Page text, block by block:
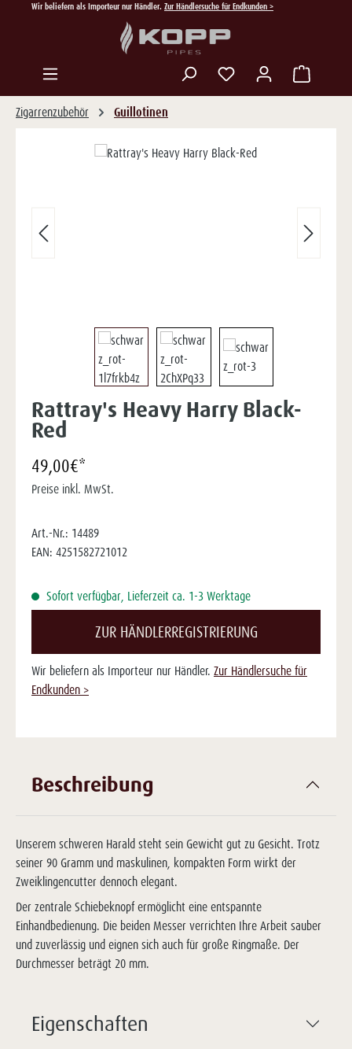
Zum Hauptinhalt springen
Wir beliefern als Importeur nur Händler. Zur Händlersuche für Endkunden >
Du hast 0 Produkte
Zigarrenzubehör Guillotinen
Bildergalerie überspringen
Rattray's Heavy Harry Black-
Red
49,00€*
Preise inkl. MwSt.
Art.-Nr.: 14489
EAN: 4251582721012
Sofort verfügbar, Lieferzeit ca. 1-3 Werktage
ZUR HÄNDLERREGISTRIERUNG
Wir beliefern als Importeur nur Händler. Zur Händlersuche für
Endkunden >
Beschreibung
Unserem schweren Harald steht sein Gewicht gut zu Gesicht. Trotz
seiner 90 Gramm und maskulinen, kompakten Form wirkt der
Zweiklingencutter dennoch elegant.
Der zentrale Schiebeknopf ermöglicht eine entspannte
Einhandbedienung. Die beiden Messer verrichten Ihre Arbeit sauber
und zuverlässig und eignen sich auch für große Ringmaße. Der
Durchmesser beträgt 20 mm.
Eigenschaften